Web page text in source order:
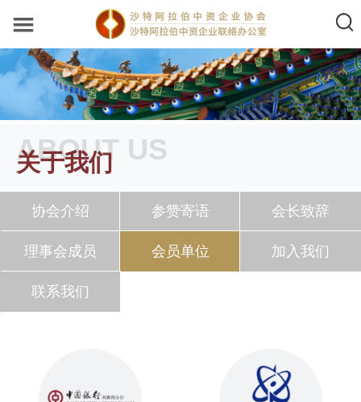
ABOUT US
关于我们
协会介绍 参赞寄语 会长致辞
理事会成员 会员单位 加入我们
联系我们